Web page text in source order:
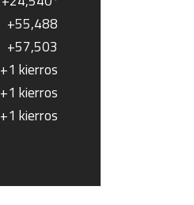
+55,488
+57,503
+1 kierros
+1 kierros
+1 kierros